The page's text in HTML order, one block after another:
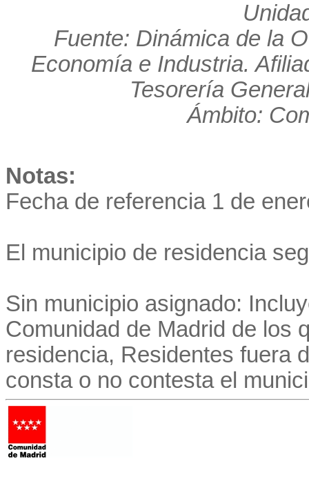
Fuente: Dinámica de la
Economía e Industria.
Tesorería
Ámbito:
Notas:
Fecha de referencia 1 de
El municipio de residencia
Sin municipio asignado:
Comunidad de Madrid de los
residencia, Residentes fuera
consta o no contesta el